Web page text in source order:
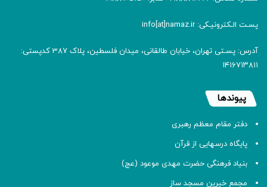
پسـت الـکترونیـکی: info[at]namaz.ir
آدرس: پسـتی تهران، خیابان طالقانی، میدان فلسطین، پلاک 387 کدپستی:
۱۴۱۶۷۱۳۸۱۱
پیوندها
دفتر مقام معظم رهبری
پایگاه درسهایی از قرآن
بنیاد فرهنگی حضرت مهدی موعود (عج)
مجمع خیرین مسجد ساز